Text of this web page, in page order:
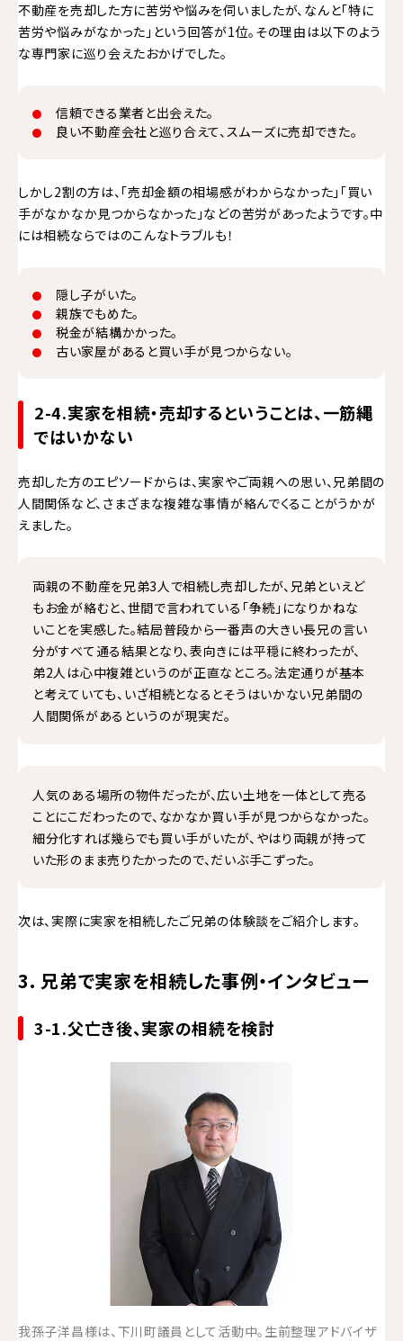
不動産を売却した方に苦労や悩みを伺いましたが、なんと「特に
苦労や悩みがなかった」という回答が1位。その理由は以下のよう
な専門家に巡り会えたおかげでした。
信頼できる業者と出会えた。
良い不動産会社と巡り合えて、スムーズに売却できた。
しかし2割の方は、「売却金額の相場感がわからなかった」「買い
手がなかなか見つからなかった」などの苦労があったようです。中
には相続ならではのこんなトラブルも！
隠し子がいた。
親族でもめた。
税金が結構かかった。
古い家屋があると買い手が見つからない。
2-4.実家を相続・売却するということは、一筋縄
ではいかない
売却した方のエピソードからは、実家やご両親への思い、兄弟間の
人間関係など、さまざまな複雑な事情が絡んでくることがうかが
えました。
両親の不動産を兄弟3人で相続し売却したが、兄弟といえど
もお金が絡むと、世間で言われている「争続」になりかねな
いことを実感した。結局普段から一番声の大きい長兄の言い
分がすべて通る結果となり、表向きには平穏に終わったが、
弟2人は心中複雑というのが正直なところ。法定通りが基本
と考えていても、いざ相続となるとそうはいかない兄弟間の
人間関係があるというのが現実だ。
人気のある場所の物件だったが、広い土地を一体として売る
ことにこだわったので、なかなか買い手が見つからなかった。
細分化すれば幾らでも買い手がいたが、やはり両親が持って
いた形のまま売りたかったので、だいぶ手こずった。
次は、実際に実家を相続したご兄弟の体験談をご紹介します。
3. 兄弟で実家を相続した事例・インタビュー
3-1.父亡き後、実家の相続を検討
我孫子洋昌様は、下川町議員として活動中。生前整理アドバイザ